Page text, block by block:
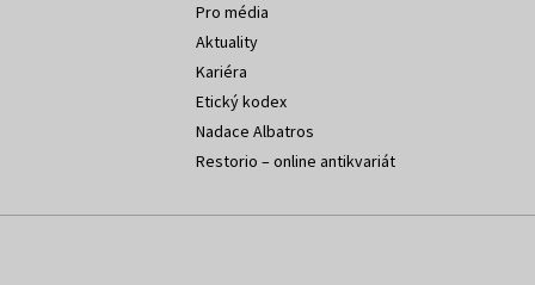
Pro média
Aktuality
Kariéra
Etický kodex
Nadace Albatros
Restorio – online antikvariát